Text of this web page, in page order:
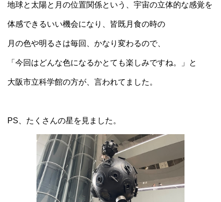
地球と太陽と月の位置関係という、宇宙の立体的な感覚を
体感できるいい機会になり、皆既月食の時の
月の色や明るさは毎回、かなり変わるので、
「今回はどんな色になるかとても楽しみですね。」と
大阪市立科学館の方が、言われてました。
PS 、たくさんの星を見ました。